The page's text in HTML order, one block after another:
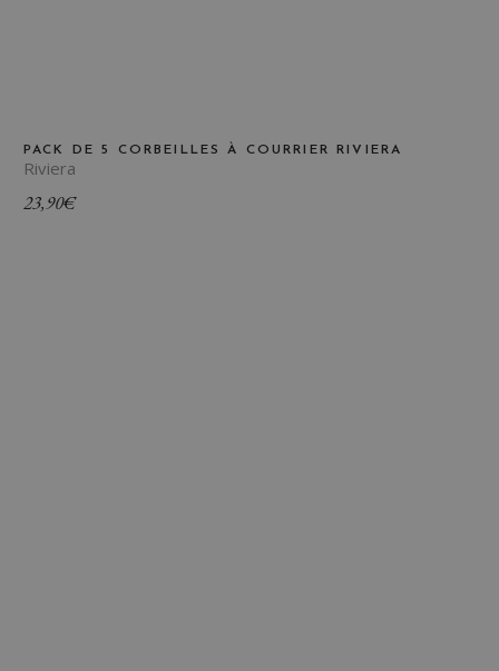
PACK DE 5 CORBEILLES À COURRIER RIVIERA
Riviera
23,90€